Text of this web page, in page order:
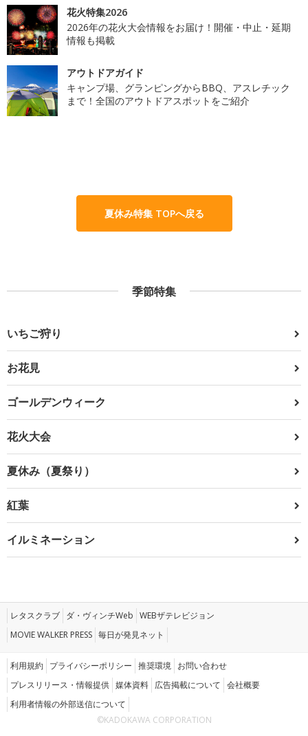
花火特集2026
2026年の花火大会情報をお届け！開催・中止・延期
情報も掲載
アウトドアガイド
キャンプ場、グランピングからBBQ、アスレチック
まで！全国のアウトドアスポットをご紹介
夏休み特集 TOPへ戻る
季節特集
いちご狩り
お花見
ゴールデンウィーク
花火大会
夏休み（夏祭り）
紅葉
イルミネーション
レタスクラブ ダ・ヴィンチWeb WEBザテレビジョン
MOVIE WALKER PRESS 毎日が発見ネット
利用規約 プライバシーポリシー 推奨環境 お問い合わせ
プレスリリース・情報提供 媒体資料 広告掲載について 会社概要
利用者情報の外部送信について
©KADOKAWA CORPORATION